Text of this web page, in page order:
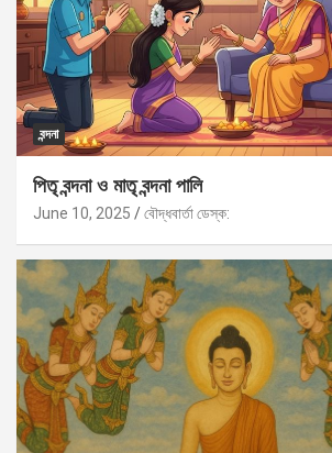
বন্দনা
পিতৃ বন্দনা ও মাতৃ বন্দনা পালি
June 10, 2025 বৌদ্ধবার্তা ডেস্ক: